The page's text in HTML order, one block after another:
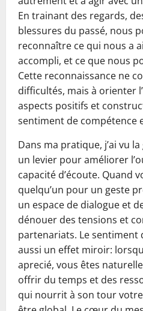
En trainant des regards,
blessures du passé, nous
reconnaître ce qui nous a
accompli, et ce que nous
Cette reconnaissance ne
difficultés, mais à orienter
aspects positifs et
sentiment de compétence
Dans ma pratique, j’ai vu
un levier pour améliorer
capacité d’écoute. Quand
quelqu’un pour un geste
un espace de dialogue et
dénouer des tensions et
partenariats. Le sentiment
aussi un effet miroir:
aprecié, vous êtes
offrir du temps et des
qui nourrit à son tour